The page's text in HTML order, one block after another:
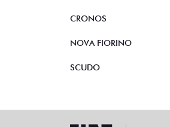
CRONOS
NOVA FIORINO
SCUDO